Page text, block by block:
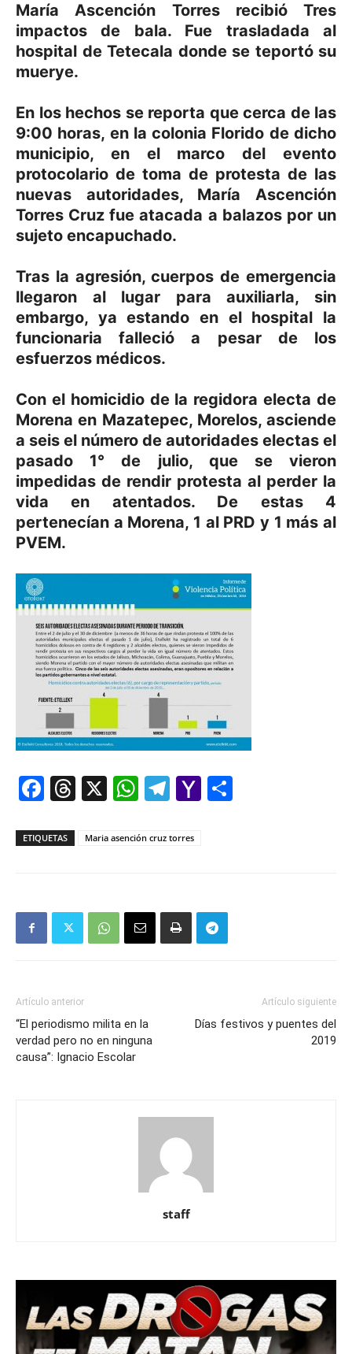
María Ascención Torres recibió Tres
impactos de bala. Fue trasladada al
hospital de Tetecala donde se teportó su
muerye.
En los hechos se reporta que cerca de las
9:00 horas, en la colonia Florido de dicho
municipio, en el marco del evento
protocolario de toma de protesta de las
nuevas autoridades, María Ascención
Torres Cruz fue atacada a balazos por un
sujeto encapuchado.
Tras la agresión, cuerpos de emergencia
llegaron al lugar para auxiliarla, sin
embargo, ya estando en el hospital la
funcionaria falleció a pesar de los
esfuerzos médicos.
Con el homicidio de la regidora electa de
Morena en Mazatepec, Morelos, asciende
a seis el número de autoridades electas el
pasado 1° de julio, que se vieron
impedidas de rendir protesta al perder la
vida en atentados. De estas 4
pertenecían a Morena, 1 al PRD y 1 más al
PVEM.
Facebook
Threads
X WhatsApp
Telegram
Yahoo
ETIQUETAS Maria asención cruz torres
Artículo anterior
“El periodismo milita en la
verdad pero no en ninguna
causa”: Ignacio Escolar
Artículo siguiente
Días festivos y puentes del
2019
staff